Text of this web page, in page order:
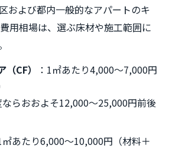
および都内一般的なアパートのキ
用相場は、選ぶ床材や施工範囲に
CF）
：1㎡あたり4,000～7,000円
らおおよそ12,000～25,000円前後
㎡あたり6,000～10,000円（材料＋